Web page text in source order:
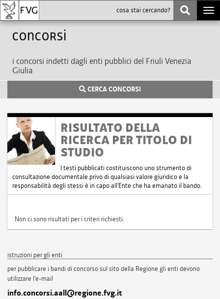
Concorsi
i concorsi indetti dagli enti pubblici del Friuli Venezia
Giulia
CERCA CONCORSI
RISULTATO DELLA
RICERCA PER TITOLO DI
STUDIO
I testi pubblicati costituiscono uno strumento di
consultazione documentale privo di qualsiasi valore giuridico e la
responsabilità degli stessi è in capo all'Ente che ha emanato il bando.
Non ci sono risultati per i criteri richiesti.
istruzioni per gli enti
per pubblicare i bandi di concorso sul sito della Regione gli enti devono
utilizzare l'e-mail
info.concorsi.aall@regione.fvg.it